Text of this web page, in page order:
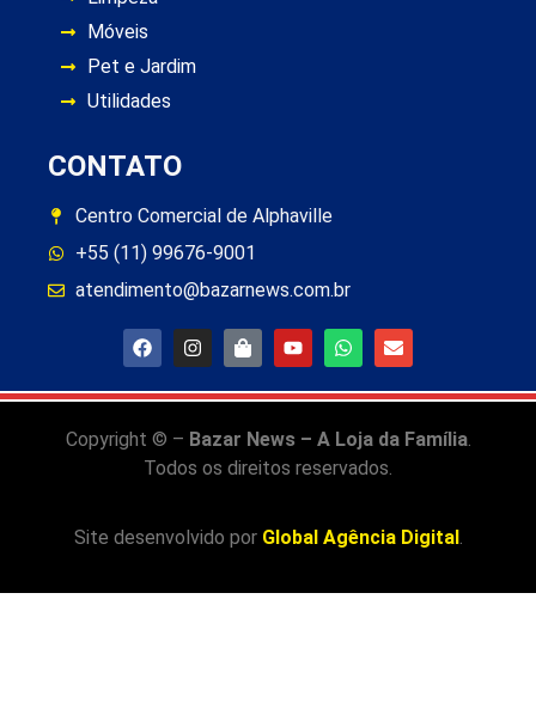
Móveis
Pet e Jardim
Utilidades
CONTATO
Centro Comercial de Alphaville
+55 (11) 99676-9001
atendimento@bazarnews.com.br
Copyright © – Bazar News – A Loja da Família.
Todos os direitos reservados.
Site desenvolvido por Global Agência Digital.